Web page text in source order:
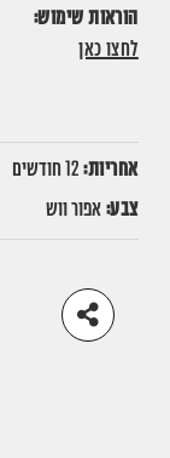
הוראות שימוש:
לחצו כאן
אחריות:12 חודשים
צבע:אפור ווש